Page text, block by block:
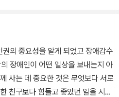
의 중요성을 알게 되었고 장애감수
장애인이 어떤 일상을 보내는지 아
사는 데 중요한 것은 무엇보다 서로
친구보다 힘들고 좋았던 일을 시시